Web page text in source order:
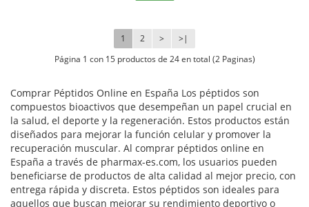
1 2 > >|
Página 1 con 15 productos de 24 en total (2 Paginas)
Comprar Péptidos Online en España Los péptidos son
compuestos bioactivos que desempeñan un papel crucial en
la salud, el deporte y la regeneración. Estos productos están
diseñados para mejorar la función celular y promover la
recuperación muscular. Al comprar péptidos online en
España a través de pharmax-es.com, los usuarios pueden
beneficiarse de productos de alta calidad al mejor precio, con
entrega rápida y discreta. Estos péptidos son ideales para
aquellos que buscan mejorar su rendimiento deportivo o